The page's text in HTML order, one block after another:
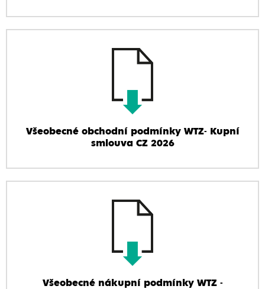
Všeobecné obchodní podmínky WTZ- Kupní
smlouva CZ 2026
Všeobecné nákupní podmínky WTZ -